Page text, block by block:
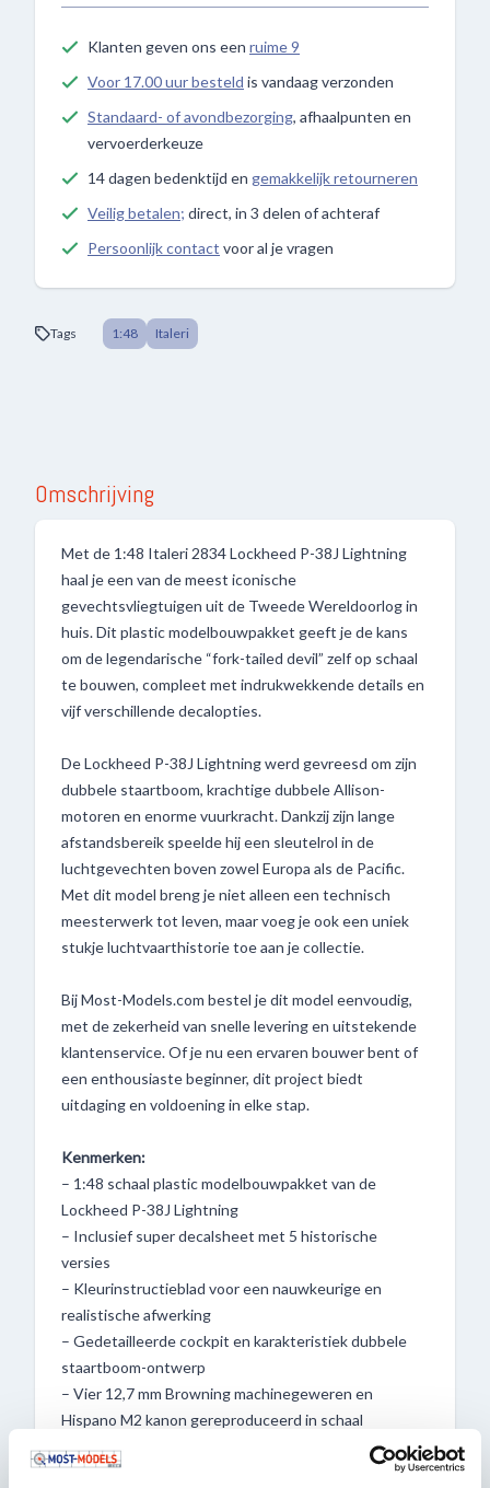
Klanten geven ons een ruime 9
Voor 17.00 uur besteld is vandaag verzonden
Standaard- of avondbezorging, afhaalpunten en
vervoerderkeuze
14 dagen bedenktijd en gemakkelijk retourneren
Veilig betalen; direct, in 3 delen of achteraf
Persoonlijk contact voor al je vragen
Tags 1:48 Italeri
Omschrijving
Met de 1:48 Italeri 2834 Lockheed P-38J Lightning
haal je een van de meest iconische
gevechtsvliegtuigen uit de Tweede Wereldoorlog in
huis. Dit plastic modelbouwpakket geeft je de kans
om de legendarische “fork-tailed devil” zelf op schaal
te bouwen, compleet met indrukwekkende details en
vijf verschillende decalopties.
De Lockheed P-38J Lightning werd gevreesd om zijn
dubbele staartboom, krachtige dubbele Allison-
motoren en enorme vuurkracht. Dankzij zijn lange
afstandsbereik speelde hij een sleutelrol in de
luchtgevechten boven zowel Europa als de Pacific.
Met dit model breng je niet alleen een technisch
meesterwerk tot leven, maar voeg je ook een uniek
stukje luchtvaarthistorie toe aan je collectie.
Bij Most-Models.com bestel je dit model eenvoudig,
met de zekerheid van snelle levering en uitstekende
klantenservice. Of je nu een ervaren bouwer bent of
een enthousiaste beginner, dit project biedt
uitdaging en voldoening in elke stap.
Kenmerken:
– 1:48 schaal plastic modelbouwpakket van de
Lockheed P-38J Lightning
– Inclusief super decalsheet met 5 historische
versies
– Kleurinstructieblad voor een nauwkeurige en
realistische afwerking
– Gedetailleerde cockpit en karakteristiek dubbele
staartboom-ontwerp
– Vier 12,7 mm Browning machinegeweren en
Hispano M2 kanon gereproduceerd in schaal
– Geen figuur inbegrepen
– Ideaal voor liefhebbers van WOII-luchtvaart en